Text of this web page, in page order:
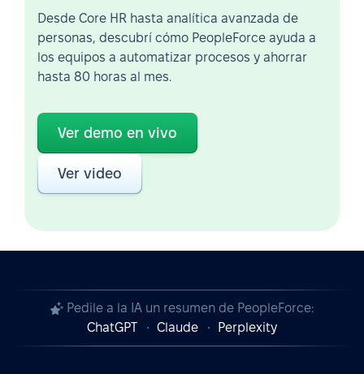
Desde Core HR hasta analítica avanzada de
personas, descubrí cómo PeopleForce ayuda a
los equipos a automatizar procesos y ahorrar
hasta 80 horas al mes.
Ver demo en vivo
Ver video
Pedile a la IA un resumen de PeopleForce:
ChatGPT
Claude Perplexity